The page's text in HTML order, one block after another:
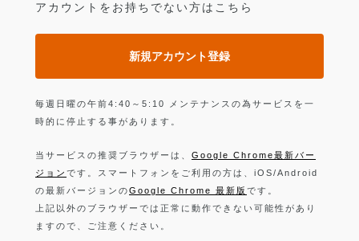
アカウントをお持ちでない方はこちら
新規アカウント登録
毎週日曜の午前4:40～5:10 メンテナンスの為サービスを一
時的に停止する事があります。
当サービスの推奨ブラウザーは、 Google Chrome最新バー
ジョン です。スマートフォンをご利用の方は、iOS/Android
の最新バージョンのGoogle Chrome 最新版 です。
上記以外のブラウザーでは正常に動作できない可能性があり
ますので、ご注意ください。